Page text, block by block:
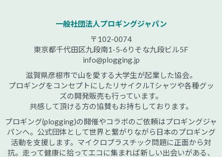
一般社団法人プロギングジャパン
〒102-0074
東京都千代田区九段南1-5-6りそな九段ビル5F
info@plogging.jp
滋賀県彦根市で山を愛する大学生が起業した協会。
プロギングをコンセプトにしたリサイクルTシャツや各種グッ
ズの開発販売も行っています。
共感して頂ける方の協賛もお持ちしております。
プロギング(plogging)の開催やコラボのご依頼はプロギングジャ
パンへ。公式団体として世界と繋がりながら日本のプロギング
活動を支援します。マイクロプラスチック問題に正面から対
抗。走って健康に拾ってエコに集まれば新しい出会いがある、